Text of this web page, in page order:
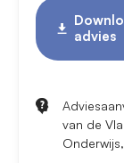
advies
van de